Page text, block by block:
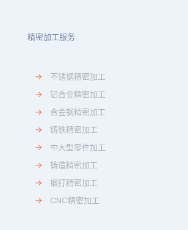
精密加工服务
→
不锈钢精密加工
→
铝合金精密加工
→
合金钢精密加工
→
铸铁精密加工
→
中大型零件加工
→
铸造精密加工
→
锻打精密加工
→
CNC精密加工